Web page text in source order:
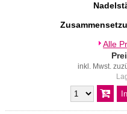
Alle
inkl. Mwst.